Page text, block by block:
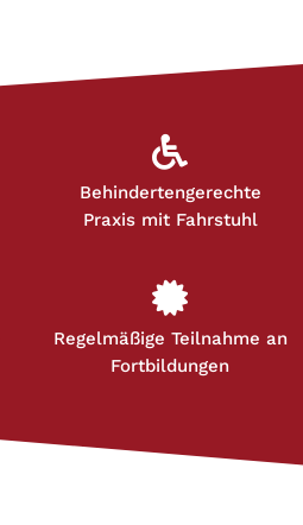
Behindertengerechte
Praxis mit Fahrstuhl
Regelmäßige Teilnahme an
Fortbildungen